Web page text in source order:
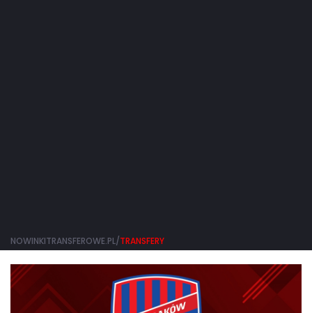
NOWINKITRANSFEROWE.PL/TRANSFERY